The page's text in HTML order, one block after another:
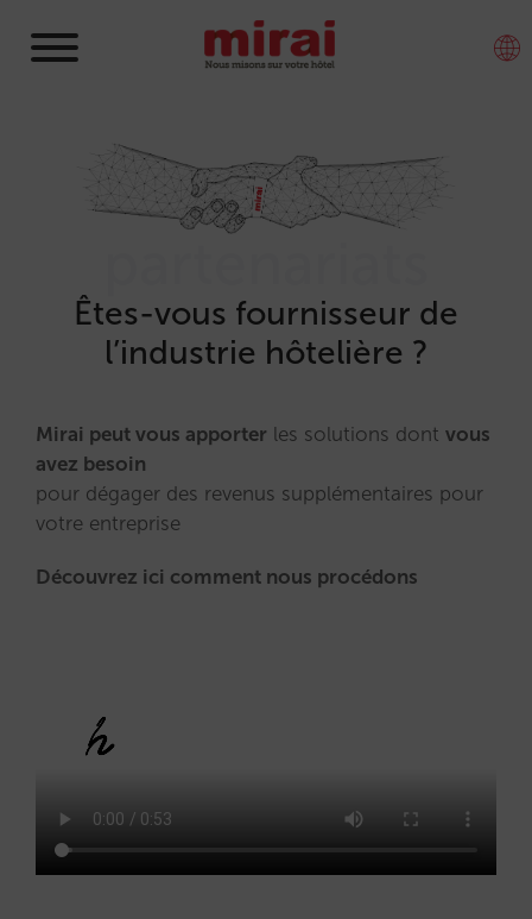
Êtes-vous fournisseur de
l’industrie hôtelière ?
Mirai peut vous apporter les solutions dont vous
avez besoin
pour dégager des revenus supplémentaires pour
votre entreprise
Découvrez ici comment nous procédons